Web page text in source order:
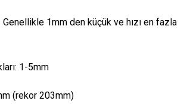
1mm den küçük ve hızı en fazla
1-5mm
(rekor 203mm)